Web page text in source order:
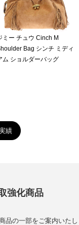
ミー チュウ Cinch M
Bag シンチ ミディ
ム ショルダーバッグ
績
強化商品
の一部をご案内いたし